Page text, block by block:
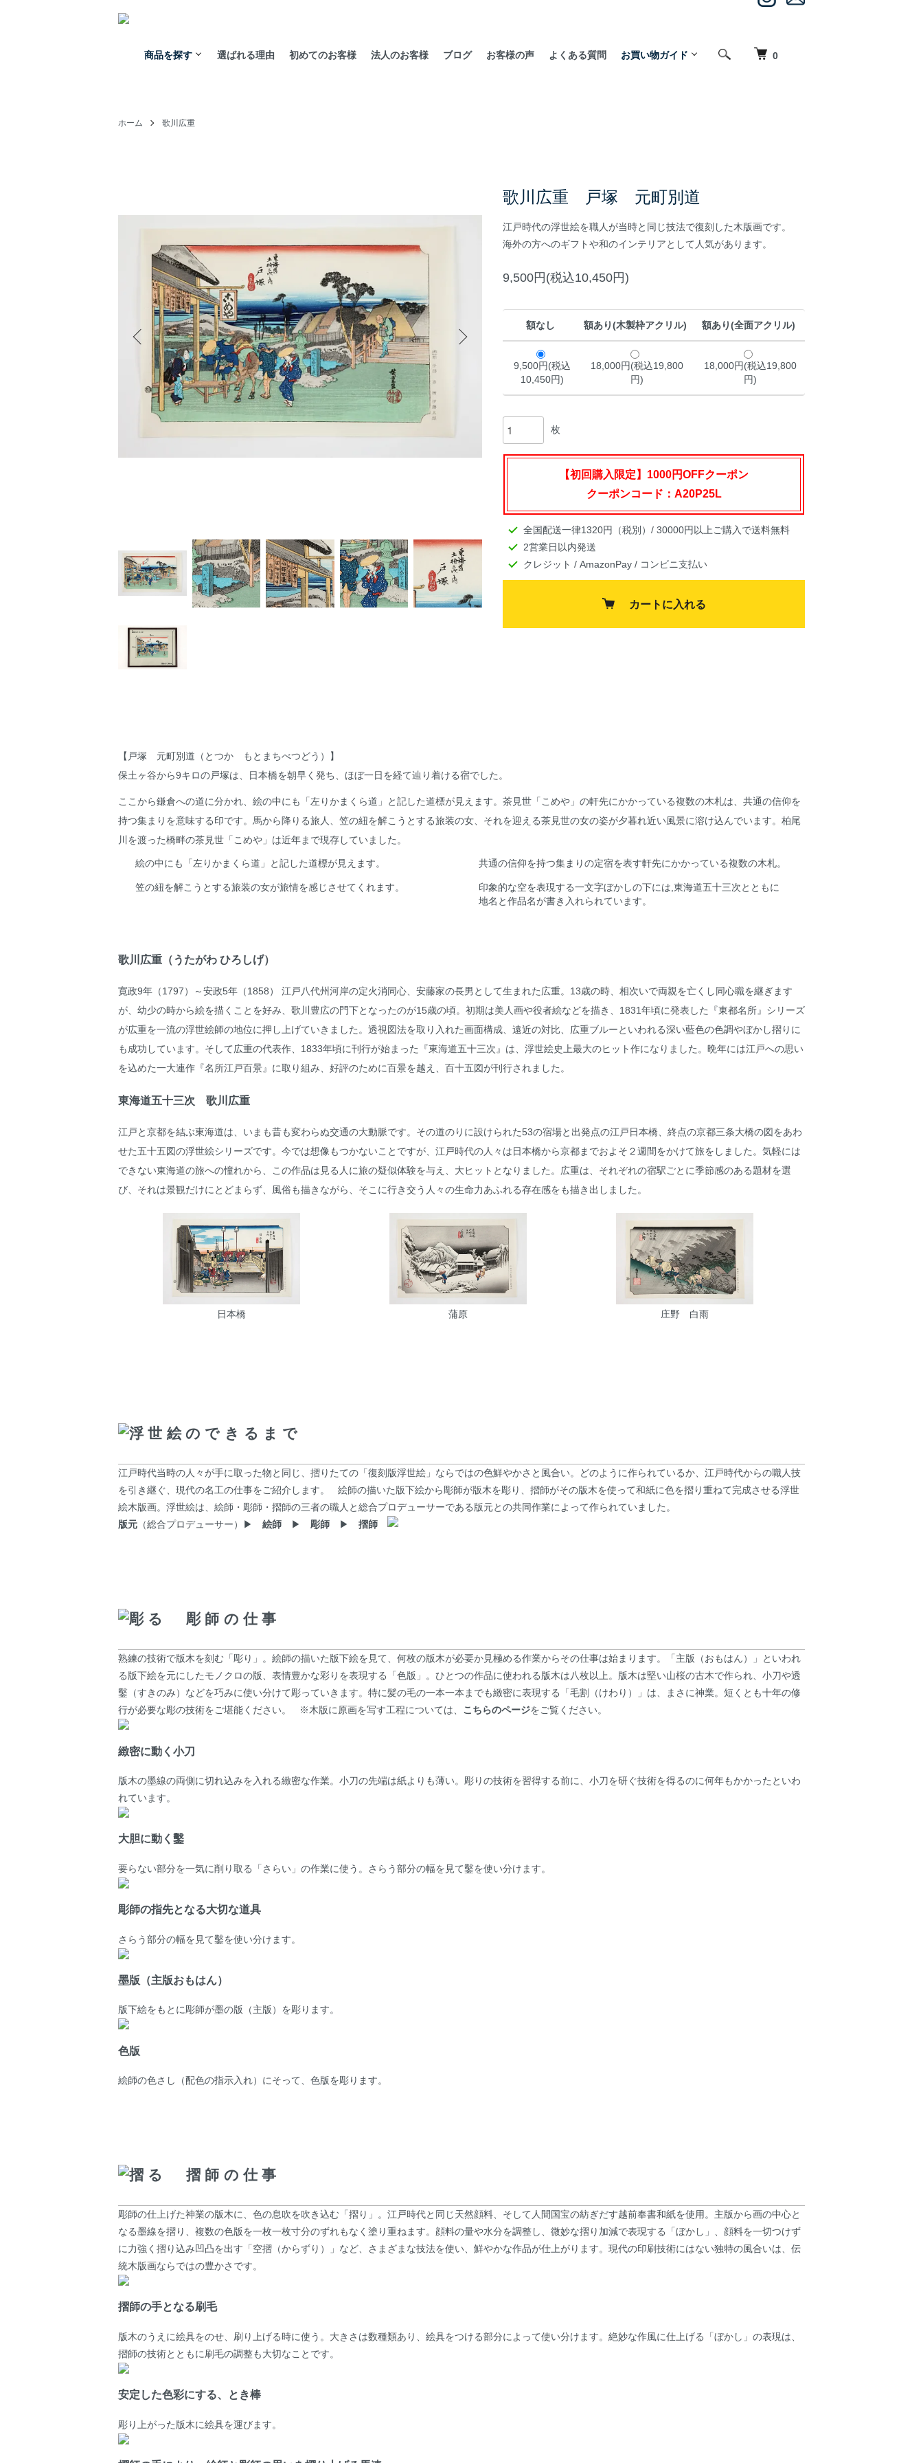
0
商品を探す 選ばれる理由 初めてのお客様 法人のお客様 ブログ お客様の声 よくある質問 お買い物ガイド
ホーム 歌川広重
歌川広重 戸塚 元町別道
江戸時代の浮世絵を職人が当時と同じ技法で復刻した木版画です。
海外の方へのギフトや和のインテリアとして人気があります。
9,500円(税込10,450円)
額なし 額あり(木製枠アクリル) 額あり(全面アクリル)
9,500円(税込
10,450円)
18,000円(税込19,800
円)
18,000円(税込19,800
円)
枚
【初回購入限定】1000円OFFクーポン
クーポンコード：A20P25L
全国配送一律1320円（税別）/ 30000円以上ご購入で送料無料
2営業日以内発送
クレジット / AmazonPay / コンビニ支払い
カートに入れる
【戸塚 元町別道（とつか もとまちべつどう）】
保土ヶ谷から9キロの戸塚は、日本橋を朝早く発ち、ほぼ一日を経て辿り着ける宿でした。
ここから鎌倉への道に分かれ、絵の中にも「左りかまくら道」と記した道標が見えます。茶見世「こめや」の軒先にかかっている複数の木札は、共通の信仰を
持つ集まりを意味する印です。馬から降りる旅人、笠の紐を解こうとする旅装の女、それを迎える茶見世の女の姿が夕暮れ近い風景に溶け込んでいます。柏尾
川を渡った橋畔の茶見世「こめや」は近年まで現存していました。
絵の中にも「左りかまくら道」と記した道標が見えます。 共通の信仰を持つ集まりの定宿を表す軒先にかかっている複数の木札。
笠の紐を解こうとする旅装の女が旅情を感じさせてくれます。
印象的な空を表現する一文字ぼかしの下には,東海道五十三次とともに
地名と作品名が書き入れられています。
歌川広重（うたがわ ひろしげ）
寛政9年（1797）～安政5年（1858） 江戸八代州河岸の定火消同心、安藤家の長男として生まれた広重。13歳の時、相次いで両親を亡くし同心職を継ぎます
が、幼少の時から絵を描くことを好み、歌川豊広の門下となったのが15歳の頃。初期は美人画や役者絵などを描き、1831年頃に発表した『東都名所』シリーズ
が広重を一流の浮世絵師の地位に押し上げていきました。透視図法を取り入れた画面構成、遠近の対比、広重ブルーといわれる深い藍色の色調やぼかし摺りに
も成功しています。そして広重の代表作、1833年頃に刊行が始まった『東海道五十三次』は、浮世絵史上最大のヒット作になりました。晩年には江戸への思い
を込めた一大連作『名所江戸百景』に取り組み、好評のために百景を越え、百十五図が刊行されました。
東海道五十三次 歌川広重
江戸と京都を結ぶ東海道は、いまも昔も変わらぬ交通の大動脈です。その道のりに設けられた53の宿場と出発点の江戸日本橋、終点の京都三条大橋の図をあわ
せた五十五図の浮世絵シリーズです。今では想像もつかないことですが、江戸時代の人々は日本橋から京都までおよそ２週間をかけて旅をしました。気軽には
できない東海道の旅への憧れから、この作品は見る人に旅の疑似体験を与え、大ヒットとなりました。広重は、それぞれの宿駅ごとに季節感のある題材を選
び、それは景観だけにとどまらず、風俗も描きながら、そこに行き交う人々の生命力あふれる存在感をも描き出しました。
日本橋 蒲原 庄野 白雨
浮世絵のできるまで
江戸時代当時の人々が手に取った物と同じ、摺りたての「復刻版浮世絵」ならではの色鮮やかさと風合い。どのように作られているか、江戸時代からの職人技
を引き継ぐ、現代の名工の仕事をご紹介します。 絵師の描いた版下絵から彫師が版木を彫り、摺師がその版木を使って和紙に色を摺り重ねて完成させる浮世
絵木版画。浮世絵は、絵師・彫師・摺師の三者の職人と総合プロデューサーである版元との共同作業によって作られていました。
版元 （総合プロデューサー）▶ 絵師 ▶ 彫師 ▶ 摺師
彫る 彫師の仕事
熟練の技術で版木を刻む「彫り」。絵師の描いた版下絵を見て、何枚の版木が必要か見極める作業からその仕事は始まります。「主版（おもはん）」といわれ
る版下絵を元にしたモノクロの版、表情豊かな彩りを表現する「色版」。ひとつの作品に使われる版木は八枚以上。版木は堅い山桜の古木で作られ、小刀や透
鑿（すきのみ）などを巧みに使い分けて彫っていきます。特に髪の毛の一本一本までも緻密に表現する「毛割（けわり）」は、まさに神業。短くとも十年の修
行が必要な彫の技術をご堪能ください。 ※木版に原画を写す工程については、 こちらのページをご覧ください。
緻密に動く小刀
版木の墨線の両側に切れ込みを入れる緻密な作業。小刀の先端は紙よりも薄い。彫りの技術を習得する前に、小刀を研ぐ技術を得るのに何年もかかったといわ
れています。
大胆に動く鑿
要らない部分を一気に削り取る「さらい」の作業に使う。さらう部分の幅を見て鑿を使い分けます。
彫師の指先となる大切な道具
さらう部分の幅を見て鑿を使い分けます。
墨版（主版おもはん）
版下絵をもとに彫師が墨の版（主版）を彫ります。
色版
絵師の色さし（配色の指示入れ）にそって、色版を彫ります。
摺る 摺師の仕事
彫師の仕上げた神業の版木に、色の息吹を吹き込む「摺り」。江戸時代と同じ天然顔料、そして人間国宝の紡ぎだす越前奉書和紙を使用。主版から画の中心と
なる墨線を摺り、複数の色版を一枚一枚寸分のずれもなく塗り重ねます。顔料の量や水分を調整し、微妙な摺り加減で表現する「ぼかし」、顔料を一切つけず
に力強く摺り込み凹凸を出す「空摺（からずり）」など、さまざまな技法を使い、鮮やかな作品が仕上がります。現代の印刷技術にはない独特の風合いは、伝
統木版画ならではの豊かさです。
摺師の手となる刷毛
版木のうえに絵具をのせ、刷り上げる時に使う。大きさは数種類あり、絵具をつける部分によって使い分けます。絶妙な作風に仕上げる「ぼかし」の表現は、
摺師の技術とともに刷毛の調整も大切なことです。
安定した色彩にする、とき棒
彫り上がった版木に絵具を運びます。